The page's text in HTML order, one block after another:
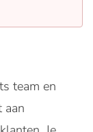
team en
aan